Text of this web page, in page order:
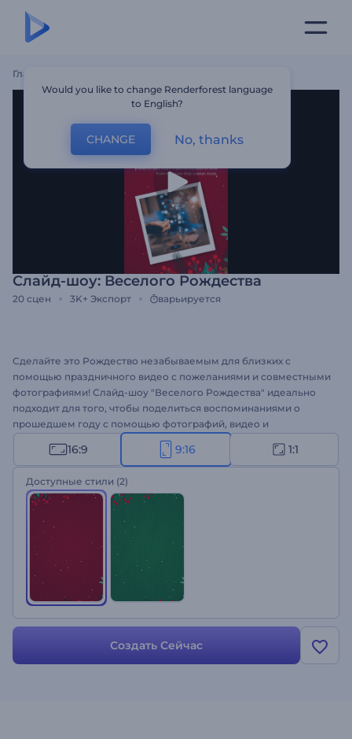
Главная
Слайд-шоу: Веселого Рождества
20 сцен 3K+ Экспорт варьируется
Сделайте это Рождество незабываемым для близких с
помощью праздничного видео с пожеланиями и совместными
фотографиями! Слайд-шоу "Веселого Рождества" идеально
подходит для того, чтобы поделиться воспоминаниями о
прошедшем году с помощью фотографий, видео и
поздравлений в полароидной рамке. Загрузите свои
медиафайлы, введите текст поздравления, при
необходимости добавьте файл с логотипом и получите
персонализированное рождественское слайд-шоу за пару
минут. Не теряйте ни минуты, оформите видео с
воспоминаниями о прошедшем году. Создайте свое видео
прямо сейчас!
16:9 9:16 1:1
Доступные стили (2)
Создать Сейчас
Would you like to change Renderforest language
to English?
CHANGE No, thanks